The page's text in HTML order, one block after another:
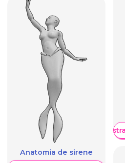
Anatomia de sirene